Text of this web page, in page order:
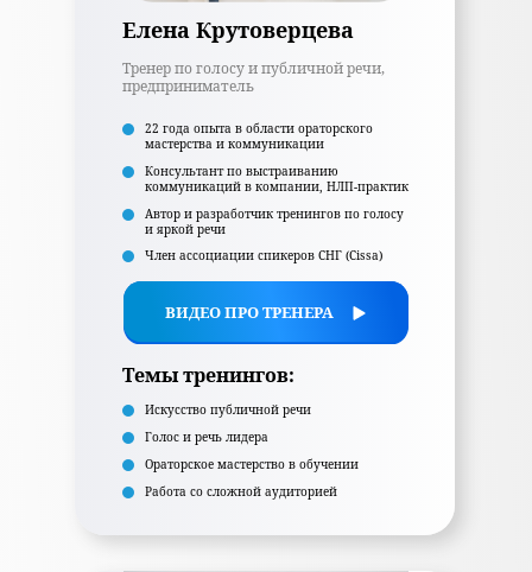
Темы тренингов:
Искусство публичной речи
Голос и речь лидера
Ораторское мастерство в обучении
Работа со сложной аудиторией
ВИДЕО ПРО ТРЕНЕРА
Елена Крутоверцева
Тренер по голосу и публичной речи,
предприниматель
22 года опыта в области ораторского
мастерства и коммуникации
Консультант по выстраиванию
коммуникаций в компании, НЛП-практик
Автор и разработчик тренингов по голосу
и яркой речи
Член ассоциации спикеров СНГ (Cissa)